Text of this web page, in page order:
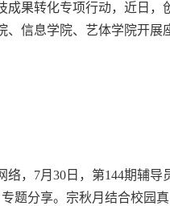
果转化专项行动，近日
信息学院、艺体学院开
，7月30日，第144期辅
题分享。宗秋月结合校园